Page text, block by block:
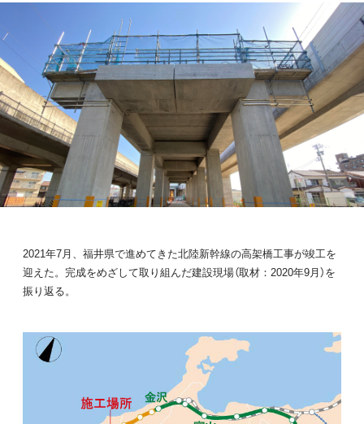
2021年7月、福井県で進めてきた北陸新幹線の高架橋工事が竣工を
迎えた。完成をめざして取り組んだ建設現場（取材：2020年9月）を
振り返る。